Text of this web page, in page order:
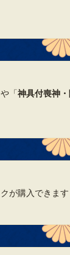
や「神具付喪神・
が購入できます